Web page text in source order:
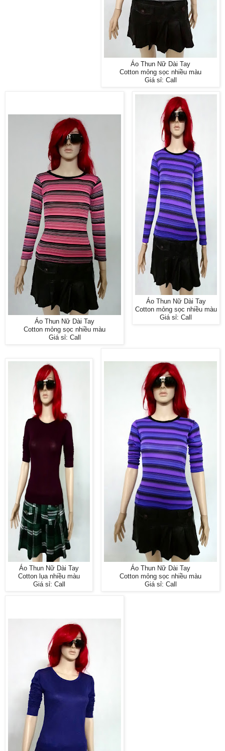
Áo Thun Nữ Dài Tay
Cotton mỏng sọc nhiều màu
Giá sỉ: Call
Áo Thun Nữ Dài Tay
Cotton mỏng sọc nhiều màu
Giá sỉ: Call
Áo Thun Nữ Dài Tay
Cotton mỏng sọc nhiều màu
Giá sỉ: Call
Áo Thun Nữ Dài Tay
Cotton mỏng sọc nhiều màu
Giá sỉ: Call
Áo Thun Nữ Dài Tay
Cotton lụa nhiều màu
Giá sỉ: Call